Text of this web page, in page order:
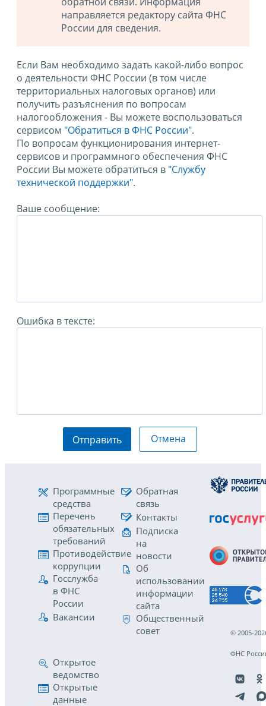
направляется редактору сайта ФНС
России для сведения.
Если Вам необходимо задать какой-либо вопрос
о деятельности ФНС России (в том числе
территориальных налоговых органов) или
получить разъяснения по вопросам
налогообложения - Вы можете воспользоваться
сервисом "Обратиться в ФНС России".
По вопросам функционирования интернет-
сервисов и программного обеспечения ФНС
России Вы можете обратиться в "Службу
технической поддержки".
Ваше сообщение:
Ошибка в тексте:
Отправить Отмена
Программные
средства
Перечень
обязательных
требований
Противодействие
коррупции
Госслужба
в ФНС
России
Вакансии
Обратная
связь
Контакты
Подписка
на
новости
Об
использовании
информации
сайта
Общественный
совет
Открытое
ведомство
Открытые
данные
© 2005-
ФНС